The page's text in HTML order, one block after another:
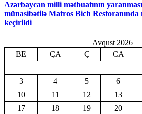
Azərbaycan milli mətbuatının
münasibətilə Matros Bich Restoranında
keçirildi
Avqust 2026
BE
ÇA Ç CA
3
4 5 6
10
11 12 13
17
18 19 20